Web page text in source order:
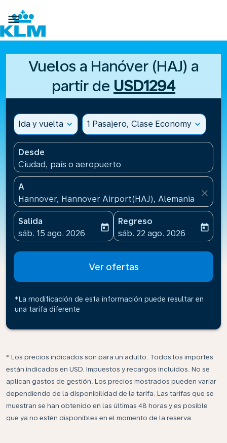

Vuelos a Hanóver (HAJ) a
partir de USD1294
Ida y vuelta expand_more 1 Pasajero, Clase Economy expand_more
Desde
Ciudad, país o aeropuerto
A
Hannover, Hannover Airport(HAJ), Alemania
close
Salida
fc-booking-departure-date-aria-label
sáb. 15 ago. 2026
today
Regreso
fc-booking-return-date-
sáb. 22 ago. 2026
today
Ver ofertas
*La modificación de esta información puede resultar en
una tarifa diferente
* Los precios indicados son para un adulto. Todos los importes
están indicados en USD. Impuestos y recargos incluidos. No se
aplican gastos de gestión. Los precios mostrados pueden variar
dependiendo de la disponibilidad de la tarifa. Las tarifas que se
muestran se han obtenido en las últimas 48 horas y es posible
que ya no estén disponibles en el momento de la reserva.